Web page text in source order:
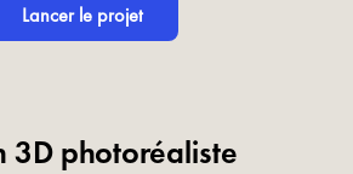
Lancer le projet
3D photoréaliste